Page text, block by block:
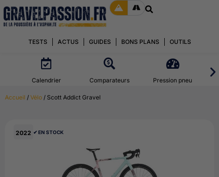
TESTS ACTUS GUIDES BONS PLANS OUTILS
Calendrier Comparateurs Pression pneu
Accueil / Vélo / Scott Addict Gravel
2022 ✔︎ EN STOCK